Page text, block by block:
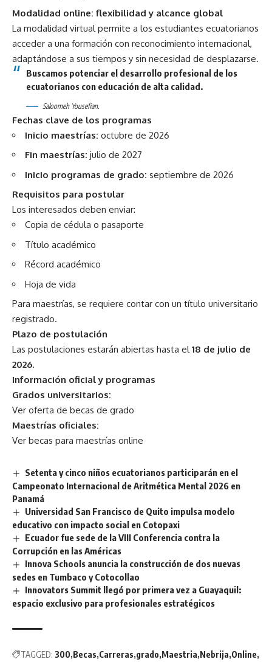
Modalidad online: flexibilidad y alcance global
La modalidad virtual permite a los estudiantes ecuatorianos
acceder a una formación con reconocimiento internacional,
adaptándose a sus tiempos y sin necesidad de desplazarse.
Buscamos potenciar el desarrollo profesional de los
ecuatorianos con educación de alta calidad.
Saloomeh Yousefian.
Fechas clave de los programas
Inicio maestrías: octubre de 2026
Fin maestrías: julio de 2027
Inicio programas de grado: septiembre de 2026
Requisitos para postular
Los interesados deben enviar:
Copia de cédula o pasaporte
Título académico
Récord académico
Hoja de vida
Para maestrías, se requiere contar con un título universitario
registrado.
Plazo de postulación
Las postulaciones estarán abiertas hasta el18 de julio de
2026.
Información oficial y programas
Grados universitarios:
Ver oferta de becas de grado
Maestrías oficiales:
Ver becas para maestrías online
Setenta y cinco niños ecuatorianos participarán en el
Campeonato Internacional de Aritmética Mental 2026 en
Panamá
Universidad San Francisco de Quito impulsa modelo
educativo con impacto social en Cotopaxi
Ecuador fue sede de la VIII Conferencia contra la
Corrupción en las Américas
Innova Schools anuncia la construcción de dos nuevas
sedes en Tumbaco y Cotocollao
Innovators Summit llegó por primera vez a Guayaquil:
espacio exclusivo para profesionales estratégicos
TAGGED: 300 Becas Carreras grado Maestria Nebrija Online